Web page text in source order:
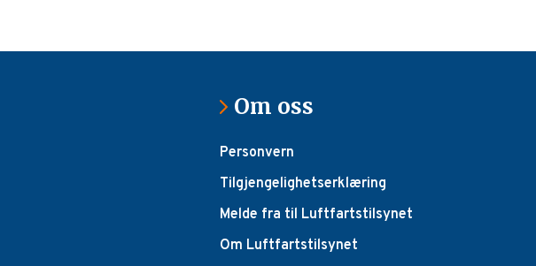
Om oss
Personvern
Tilgjengelighetserklæring
Melde fra til Luftfartstilsynet
Om Luftfartstilsynet